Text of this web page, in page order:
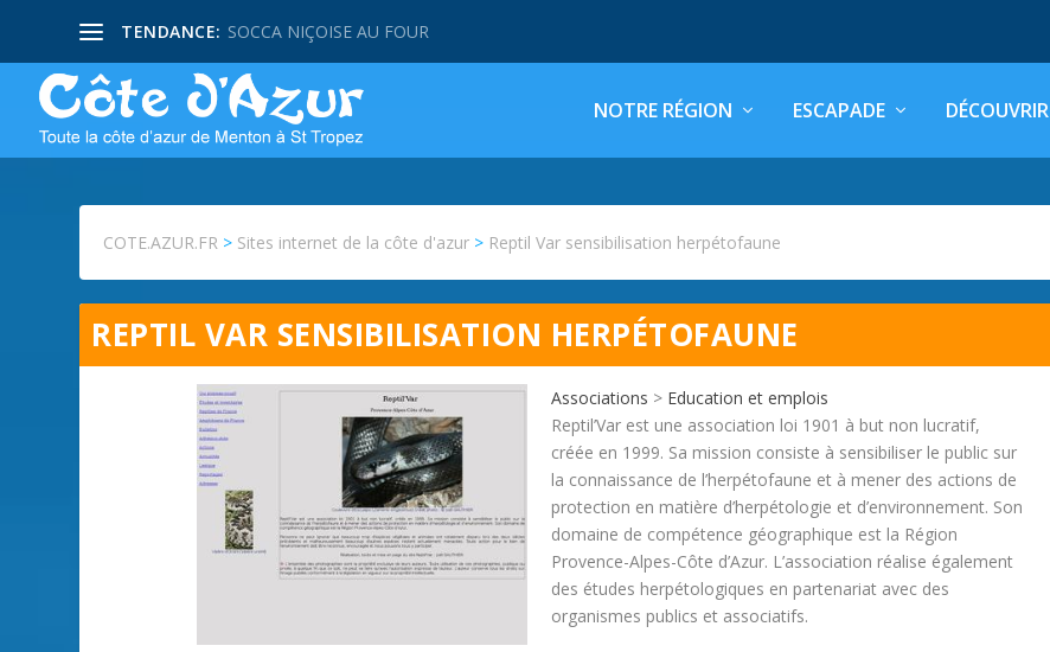
TENDANCE: SOCCA NIÇOISE AU FOUR
NOTRE RÉGION ESCAPADE DÉCOUVRIR
COTE.AZUR.FR > Sites internet de la côte d'azur > Reptil Var sensibilisation herpétofaune
REPTIL VAR SENSIBILISATION HERPÉTOFAUNE
Associations > Education et emplois
Reptil’Var est une association loi 1901 à but non lucratif,
créée en 1999. Sa mission consiste à sensibiliser le public sur
la connaissance de l’herpétofaune et à mener des actions de
protection en matière d’herpétologie et d’environnement. Son
domaine de compétence géographique est la Région
Provence-Alpes-Côte d’Azur. L’association réalise également
des études herpétologiques en partenariat avec des
organismes publics et associatifs.